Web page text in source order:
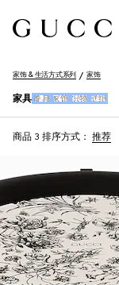
家饰 & 生活方式系列 家饰
家具 餐具 家饰 织物 壁纸
商品 3 排序方式： 推荐